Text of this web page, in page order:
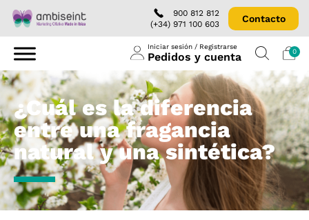
900 812 812
(+34) 971 100 603
Contacto
Iniciar sesión / Registrarse
Pedidos y cuenta 0
¿Cuál es la diferencia
entre una fragancia
natural y una sintética?